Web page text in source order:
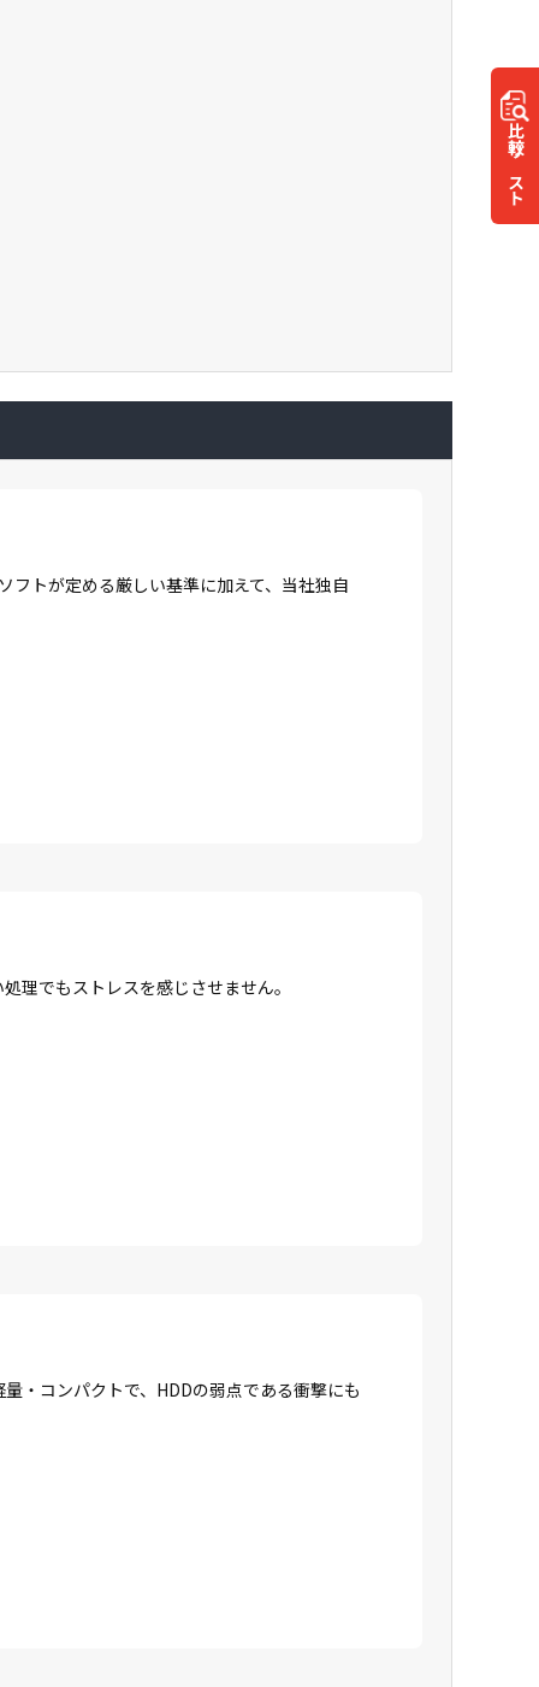
比較
リスト
フトが定める厳しい基準に加えて、当社独自
理でもストレスを感じさせません。
・コンパクトで、HDDの弱点である衝撃にも